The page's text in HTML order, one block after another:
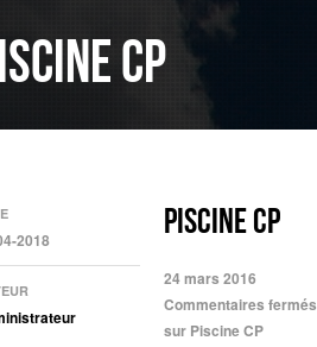
CP
2018 Piscine CP
24 mars 2016
Commentaires fermés
sur Piscine CP